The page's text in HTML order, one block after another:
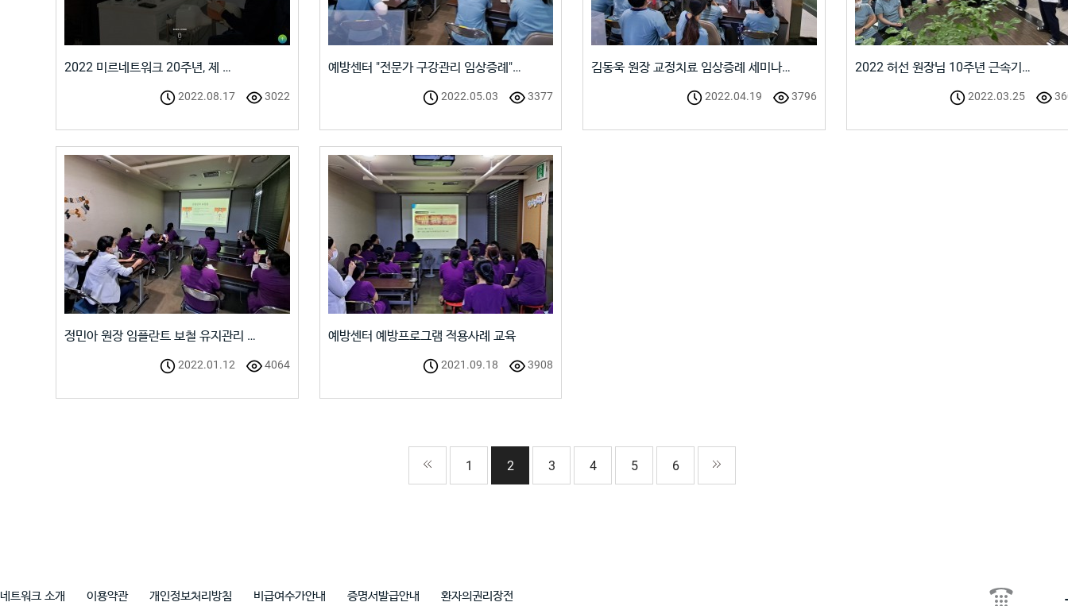
2022 미르네트워크 20주년, 제 …
2022.08.17 3022
예방센터 "전문가 구강관리 임상증례"…
2022.05.03 3377
김동욱 원장 교정치료 임상증례 세미나…
2022.04.19 3796
2022 허선 원장님 10주년 근속기…
2022.03.25
정민아 원장 임플란트 보철 유지관리 …
2022.01.12 4064
예방센터 예방프로그램 적용사례 교육
2021.09.18 3908
1 2 3 4 5 6
네트워크 소개 이용약관 개인정보처리방침 비급여수가안내 증명서발급안내 환자의권리장전